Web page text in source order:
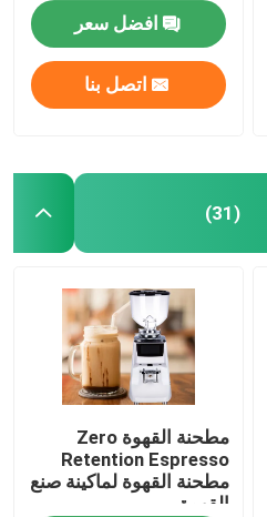
افضل سعر
اتصل بنا
(31)
مطحنة القهوة Zero
Retention Espresso
مطحنة القهوة لماكينة صنع
القهوة